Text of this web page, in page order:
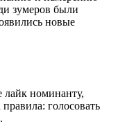
зумеров были
новые
лайк номинанту,
голосовать